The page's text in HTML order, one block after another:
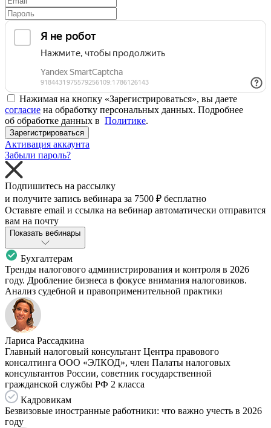
Нажимая на кнопку «Зарегистрироваться», вы даете
согласие на обработку персональных данных. Подробнее
об обработке данных в Политике.
Зарегистрироваться
Активация аккаунта
Забыли пароль?
Подпишитесь на рассылку
и получите запись вебинара за 7500 ₽ бесплатно
Оставьте email и ссылка на вебинар автоматически отправится
вам на почту
Показать вебинары
Бухгалтерам
Тренды налогового администрирования и контроля в 2026
году. Дробление бизнеса в фокусе внимания налоговиков.
Анализ судебной и правоприменительной практики
Лариса Рассадкина
Главный налоговый консультант Центра правового
консалтинга ООО «ЭЛКОД», член Палаты налоговых
консультантов России, советник государственной
гражданской службы РФ 2 класса
Кадровикам
Безвизовые иностранные работники: что важно учесть в 2026
году